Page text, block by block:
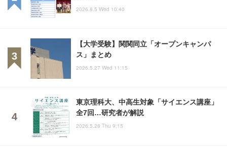
2026.8.5 Wed 10:40
【大学受験】関関同立「オープンキャンパ
ス」まとめ
2026.5.27 Wed 11:15
東京理科大、中高生対象「サイエンス講座」
全7回…研究者が解説
2026.5.28 Thu 9:15